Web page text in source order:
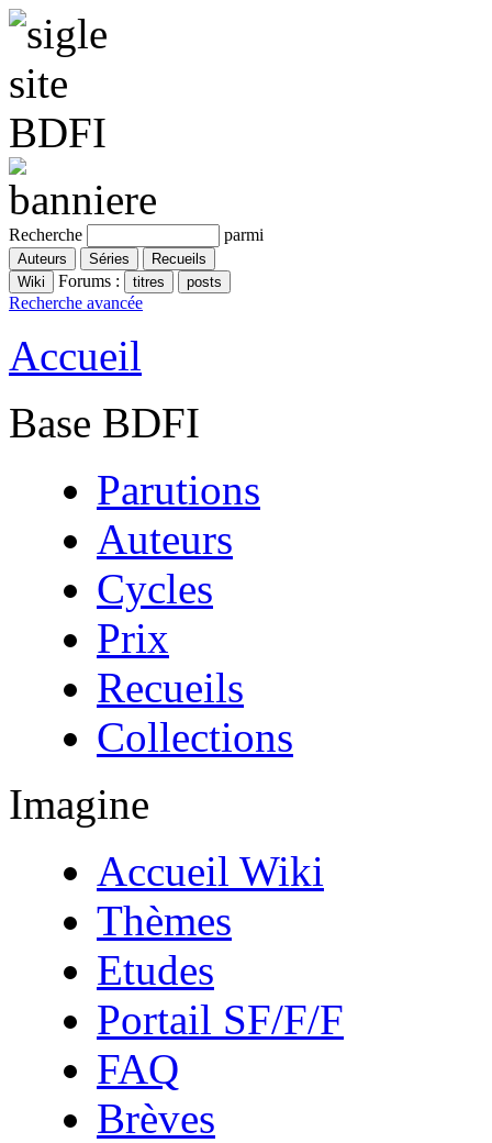
Recherche parmi
Forums :
Recherche avancée
Accueil
Base BDFI
Parutions
Auteurs
Cycles
Prix
Recueils
Collections
Imagine
Accueil Wiki
Thèmes
Etudes
Portail SF/F/F
FAQ
Brèves